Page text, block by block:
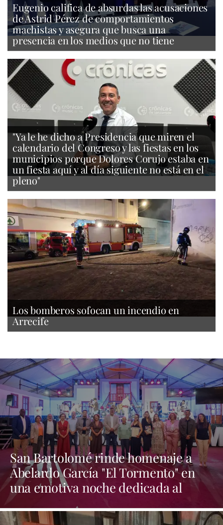
Eugenio califica de absurdas las acusaciones
de Astrid Pérez de comportamientos
machistas y asegura que busca una
presencia en los medios que no tiene
"Ya le he dicho a Presidencia que miren el
calendario del Congreso y las fiestas en los
municipios porque Dolores Corujo estaba en
un fiesta aquí y al día siguiente no está en el
pleno"
Los bomberos sofocan un incendio en
Arrecife
San Bartolomé rinde homenaje a
Abelardo García "El Tormento" en
una emotiva noche dedicada al
folclore canario